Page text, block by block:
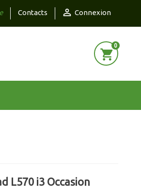
Contacts  Connexion
shopping_cart
0
L570 i3 Occasion